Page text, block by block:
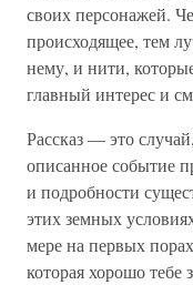
своих персонажей.
происходящее, тем
нему, и нити,
главный интерес и
Рассказ — это
описанное событие
и подробности
этих земных
мере на первых
которая хорошо тебе